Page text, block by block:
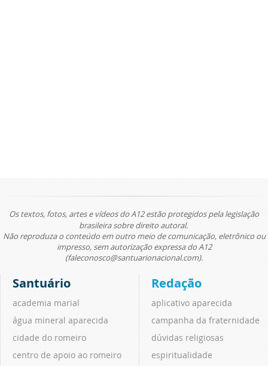
Os textos, fotos, artes e vídeos do A12 estão protegidos pela legislação
brasileira sobre direito autoral.
Não reproduza o conteúdo em outro meio de comunicação, eletrônico ou
impresso, sem autorização expressa do A12
(faleconosco@santuarionacional.com).
Santuário
academia marial
água mineral aparecida
cidade do romeiro
centro de apoio ao romeiro
Redação
aplicativo aparecida
campanha da fraternidade
dúvidas religiosas
espiritualidade